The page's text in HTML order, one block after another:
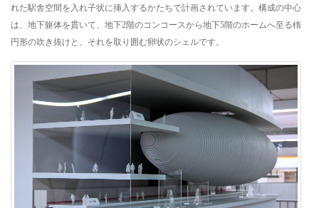
れた駅舎空間を入れ子状に挿入するかたちで計画されています。構成の中心
は、地下躯体を貫いて、地下2階のコンコースから地下5階のホームへ至る楕
円形の吹き抜けと、それを取り囲む卵状のシェルです。